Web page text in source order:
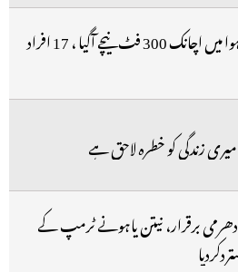
ایئر انڈیا کا طیارہ ہوا میں اچانک 300 فٹ نیچے آگیا ، 17 افراد
زندگی کو خطرہ لاحق ہے
برقرار، نیتن یاہونے ٹرمپ کے